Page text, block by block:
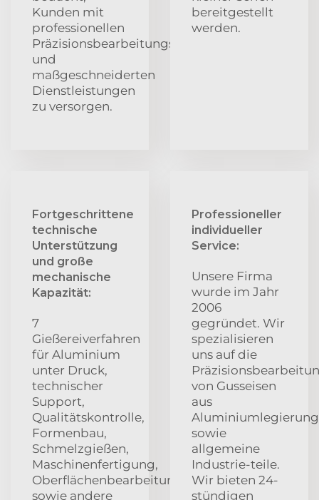
Kunden mit
professionellen
Präzisionsbearbeitungs-
und
maßgeschneiderten
Dienstleistungen
zu versorgen.
bereitgestellt
werden.
Fortgeschrittene
technische
Unterstützung
und große
mechanische
Kapazität:
7
Gießereiverfahren
für Aluminium
unter Druck,
technischer
Support,
Qualitätskontrolle,
Formenbau,
Schmelzgießen,
Maschinenfertigung,
Oberflächenbearbeitung
sowie andere
Professioneller
individueller
Service:
Unsere Firma
wurde im Jahr
2006
gegründet. Wir
spezialisieren
uns auf die
von Gusseisen
aus
Aluminiumlegierung
sowie
allgemeine
Industrie-teile.
Wir bieten 24-
stündigen